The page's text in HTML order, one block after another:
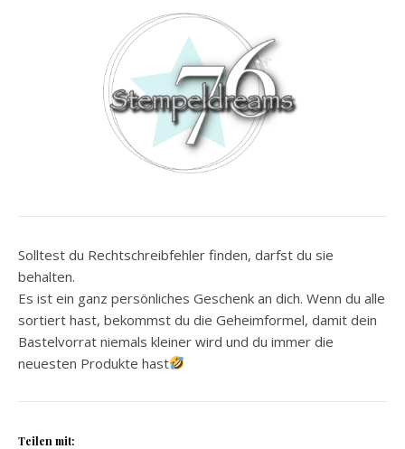
Solltest du Rechtschreibfehler finden, darfst du sie
behalten.
Es ist ein ganz persönliches Geschenk an dich. Wenn du alle
sortiert hast, bekommst du die Geheimformel, damit dein
Bastelvorrat niemals kleiner wird und du immer die
neuesten Produkte hast
Teilen mit: